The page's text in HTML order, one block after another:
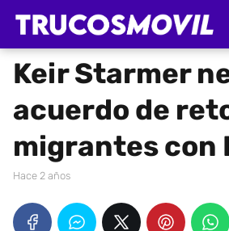
Keir Starmer
acuerdo de
migrantes con
hace 2 años